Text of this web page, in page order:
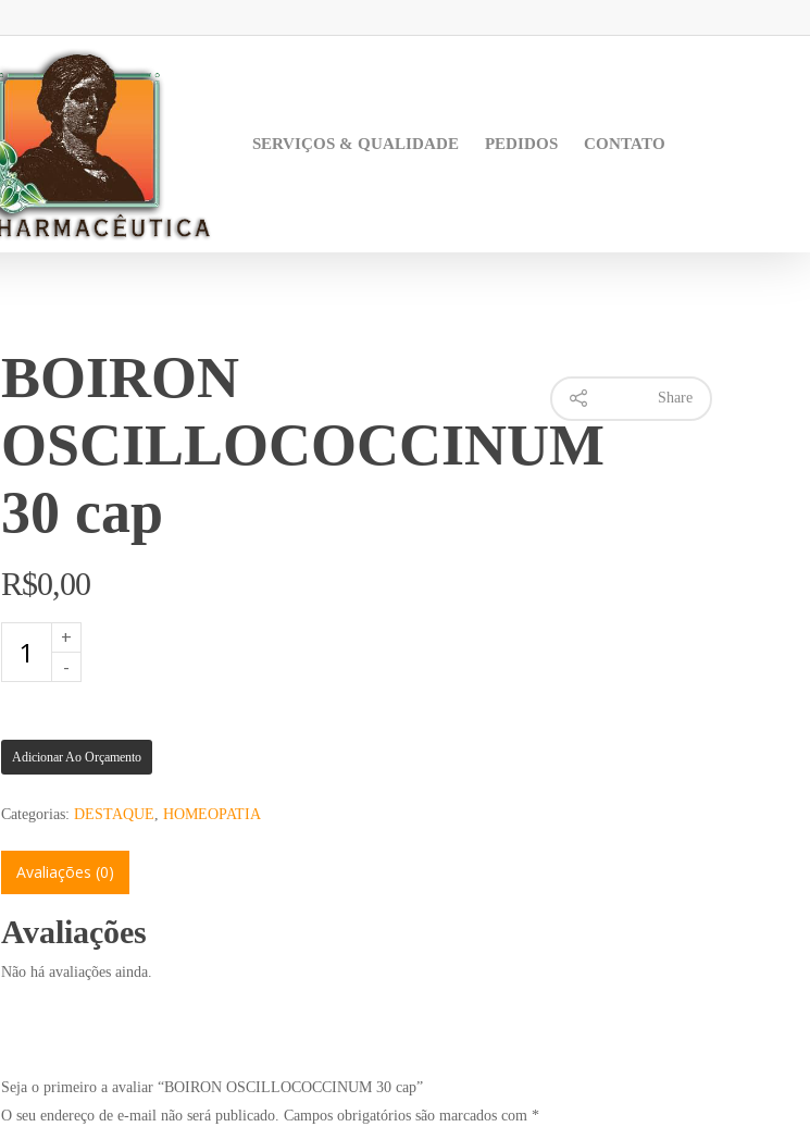
SERVIÇOS & QUALIDADE PEDIDOS CONTATO
BOIRON
OSCILLOCOCCINUM
30 cap
Share
R$0,00
Adicionar Ao Orçamento
Categorias: DESTAQUE HOMEOPATIA
Avaliações (0)
Avaliações
Não há avaliações ainda.
Seja o primeiro a avaliar “BOIRON OSCILLOCOCCINUM 30 cap”
O seu endereço de e-mail não será publicado. Campos obrigatórios são marcados com *